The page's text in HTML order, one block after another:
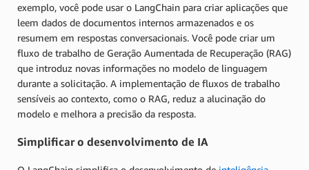
exemplo, você pode usar o LangChain para criar aplicações que
leem dados de documentos internos armazenados e os
resumem em respostas conversacionais. Você pode criar um
fluxo de trabalho de Geração Aumentada de Recuperação (RAG)
que introduz novas informações no modelo de linguagem
durante a solicitação. A implementação de fluxos de trabalho
sensíveis ao contexto, como o RAG, reduz a alucinação do
modelo e melhora a precisão da resposta.
Simplificar o desenvolvimento de IA